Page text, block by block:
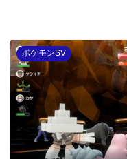
ポケモンSV